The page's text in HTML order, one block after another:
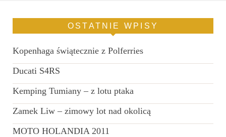
OSTATNIE WPISY
Kopenhaga świątecznie z Polferries
Ducati S4RS
Kemping Tumiany – z lotu ptaka
Zamek Liw – zimowy lot nad okolicą
MOTO HOLANDIA 2011